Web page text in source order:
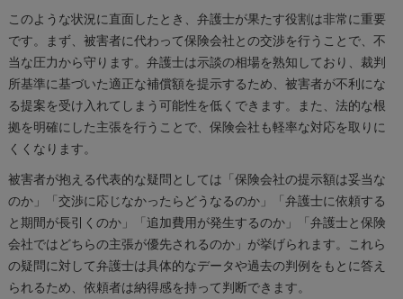
このような状況に直面したとき、弁護士が果たす役割は非常に重要
です。まず、被害者に代わって保険会社との交渉を行うことで、不
当な圧力から守ります。弁護士は示談の相場を熟知しており、裁判
所基準に基づいた適正な補償額を提示するため、被害者が不利にな
る提案を受け入れてしまう可能性を低くできます。また、法的な根
拠を明確にした主張を行うことで、保険会社も軽率な対応を取りに
くくなります。
被害者が抱える代表的な疑問としては「保険会社の提示額は妥当な
のか」「交渉に応じなかったらどうなるのか」「弁護士に依頼する
と期間が長引くのか」「追加費用が発生するのか」「弁護士と保険
会社ではどちらの主張が優先されるのか」が挙げられます。これら
の疑問に対して弁護士は具体的なデータや過去の判例をもとに答え
られるため、依頼者は納得感を持って判断できます。